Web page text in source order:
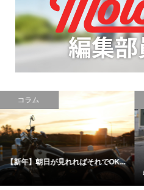
カスタム
一番最初のカスタム、マフラーを...